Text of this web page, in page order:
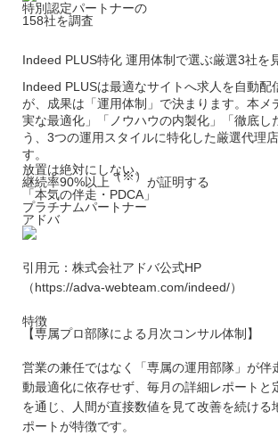
特別認定パートナーの
158社を調査
Indeed PLUS特化 運用体制で選ぶ厳選3社を
Indeed PLUSは最適なサイトへ求人を自動配
が、成果は「運用体制」で決まります。本メ
実な最適化」「ノウハウの内製化」「徹底し
う、3つの運用スタイルに特化した厳選代理
す。
放置は絶対にしない。
継続率90%以上（※） が証明する
「本気の伴走・PDCA」
プラチナムパートナー
アドバ
引用元：株式会社アドバ公式HP
（https://adva-webteam.com/indeed/）
特徴
【専属プロ部隊による月次コンサル体制】
営業の兼任ではなく「専属の運用部隊」が伴
動最適化に依存せず、毎月の詳細レポートと
を通じ、人間が直接数値を見て改善を続ける
ポートが特徴です。